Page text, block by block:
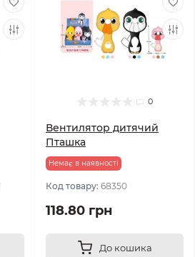
0
Вентилятор дитячий
Пташка
Немає в наявності
Код товару: 68350
118.80 грн
До кошика